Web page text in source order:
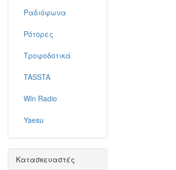
Ραδιόφωνα
Ρότορες
Τροφοδοτικά
TASSTA
Win Radio
Yaesu
Κατασκευαστές